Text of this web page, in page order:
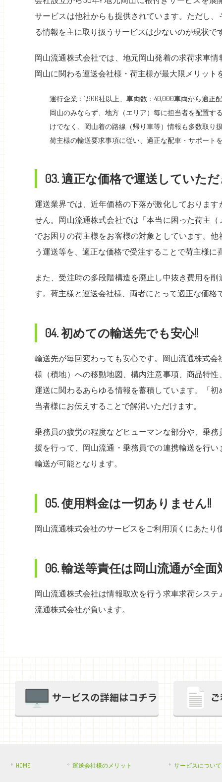
サービスは他社からも提供されています。ただし
る情報を主に取り扱うサービスは少ないのが現状で
岡山流通株式会社では、地元岡山発着の求荷求車
岡山に関わる運送会社様・荷主様が最大限メリッ
運行企業：1,900社以上、車両数：40,000車両から適正
岡山のみならず、地方（エリア）毎に担当者を配置す
けでなく、岡山着の路線（帰り車等）情報も多数取り
荷主様の輸送要求事項に従い、適正な配車・サポート
03. 適正な価格で運送していた
運送業界では、近年価格の下落が激化しておりま
せん。岡山流通株式会社では「本当に困った荷主
でお困りの荷主様をお客様の対象としています。
う運送等を、適正な価格で受注することで荷主様
また、受注時の多段階構造を廃止し中抜き費用を
す。荷主様と運送会社様、両者にとって適正な価格
04. 初めての輸送先でも安心!!
輸送先が毎回変わっても安心です。岡山流通株式
様（積地）への移動地図、構内注意事項、商品特
運送に関わるあらゆる情報を蓄積しています。「
当者様にお伝えすることで解消いただけます。
乗務員の疲労の程度などヒューマンな部分や、乗
援を行って、岡山流通・乗務員での連携輸送を行
輸送が可能となります。
05. 使用料金は一切ありません!!
岡山流通株式会社のサービスをご利用頂くにあたり
06. 輸送等責任は岡山流通が全面
岡山流通株式会社は情報取次を行う求車求荷シス
流通株式会社が負います。
HOME 運送会社様のメリット サービスについて